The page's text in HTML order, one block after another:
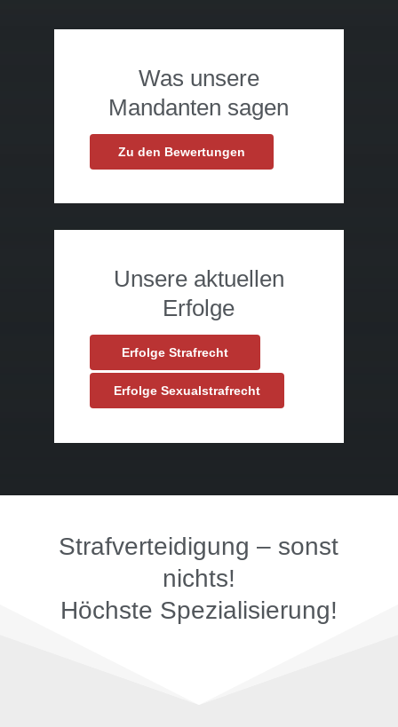
Was unsere
Mandanten sagen
Zu den Bewertungen
Unsere aktuellen
Erfolge
Erfolge Strafrecht
Erfolge Sexualstrafrecht
Strafverteidigung – sonst
nichts!
Höchste Spezialisierung!